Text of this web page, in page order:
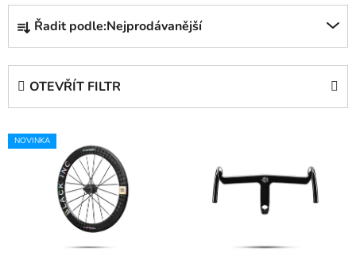
Ř
z
p
Řadit podle:Nejprodávanější
OTEVŘÍT FILTR
V
ý
NOVINKA